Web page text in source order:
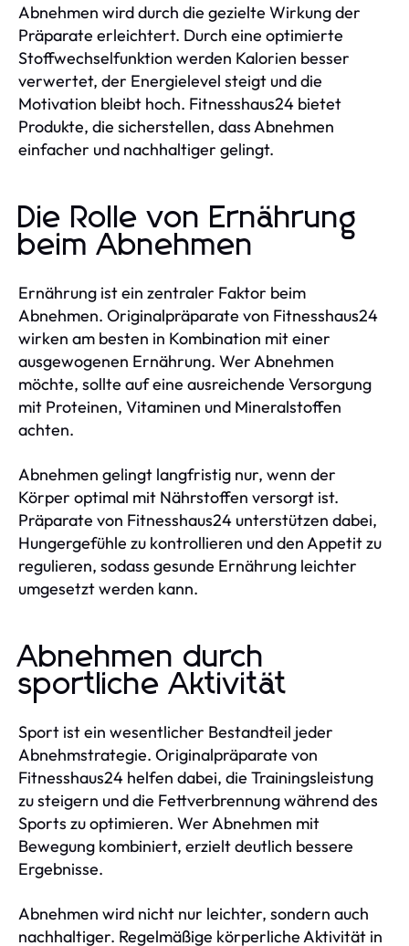
Abnehmen wird durch die gezielte Wirkung der
Präparate erleichtert. Durch eine optimierte
Stoffwechselfunktion werden Kalorien besser
verwertet, der Energielevel steigt und die
Motivation bleibt hoch. Fitnesshaus24 bietet
Produkte, die sicherstellen, dass Abnehmen
einfacher und nachhaltiger gelingt.
Die Rolle von Ernährung
beim Abnehmen
Ernährung ist ein zentraler Faktor beim
Abnehmen. Originalpräparate von Fitnesshaus24
wirken am besten in Kombination mit einer
ausgewogenen Ernährung. Wer Abnehmen
möchte, sollte auf eine ausreichende Versorgung
mit Proteinen, Vitaminen und Mineralstoffen
achten.
Abnehmen gelingt langfristig nur, wenn der
Körper optimal mit Nährstoffen versorgt ist.
Präparate von Fitnesshaus24 unterstützen dabei,
Hungergefühle zu kontrollieren und den Appetit zu
regulieren, sodass gesunde Ernährung leichter
umgesetzt werden kann.
Abnehmen durch
sportliche Aktivität
Sport ist ein wesentlicher Bestandteil jeder
Abnehmstrategie. Originalpräparate von
Fitnesshaus24 helfen dabei, die Trainingsleistung
zu steigern und die Fettverbrennung während des
Sports zu optimieren. Wer Abnehmen mit
Bewegung kombiniert, erzielt deutlich bessere
Ergebnisse.
Abnehmen wird nicht nur leichter, sondern auch
nachhaltiger. Regelmäßige körperliche Aktivität in